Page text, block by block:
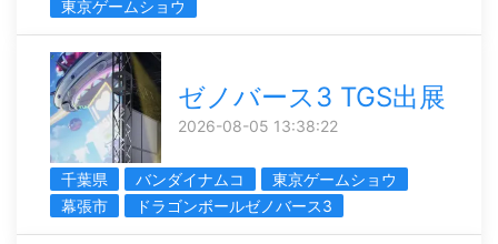
東京ゲームショウ
ゼノバース3 TGS出展
2026-08-05 13:38:22
千葉県 バンダイナムコ
東京ゲームショウ
幕張市
ドラゴンボールゼノバース3